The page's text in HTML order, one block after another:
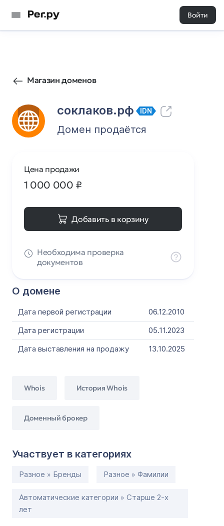
Войти
Магазин доменов
соклаков.рф IDN
0 0
Домен продаётся
О домене
Дата первой регистрации
06.12.2010
Дата регистрации
05.11.2023
Дата выставления на продажу
13.10.2025
Whois История Whois
Доменный брокер
Участвует в категориях
Разное » Бренды Разное » Фамилии
Автоматические категории » Старше 2-х
лет
Цена продажи
1 000 000 ₽
Добавить в корзину
Необходима проверка
документов